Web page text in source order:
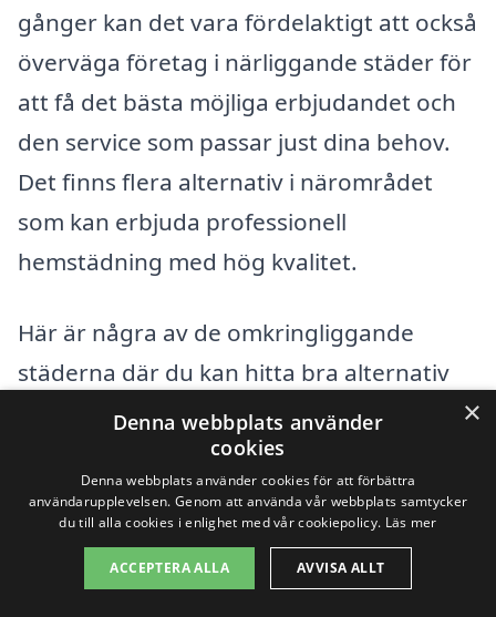
gånger kan det vara fördelaktigt att också
överväga företag i närliggande städer för
att få det bästa möjliga erbjudandet och
den service som passar just dina behov.
Det finns flera alternativ i närområdet
som kan erbjuda professionell
hemstädning med hög kvalitet.
Här är några av de omkringliggande
städerna där du kan hitta bra alternativ
för hemstäd:
Eslöv
Lund
Sjöbo
×
Denna webbplats använder
cookies
Denna webbplats använder cookies för att förbättra
användarupplevelsen. Genom att använda vår webbplats samtycker
du till alla cookies i enlighet med vår cookiepolicy. Läs mer
ACCEPTERA ALLA AVVISA ALLT